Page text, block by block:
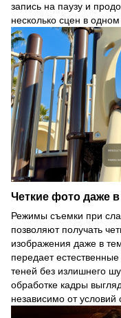
запись на паузу и
несколько сцен в
Четкие фото даже
Режимы съемки при
позволяют получать
изображения даже в
передает
теней без излишнего
обработке кадры
независимо от условий